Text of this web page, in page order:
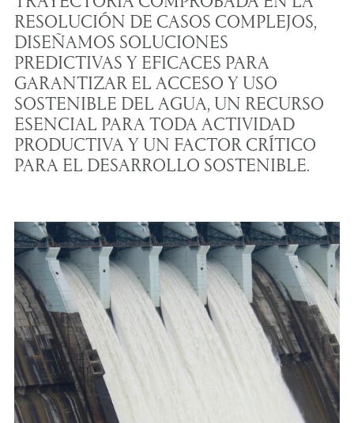
RESOLUCIÓN DE CASOS COMPLEJOS,
DISEÑAMOS SOLUCIONES
PREDICTIVAS Y EFICACES PARA
GARANTIZAR EL ACCESO Y USO
SOSTENIBLE DEL AGUA, UN RECURSO
ESENCIAL PARA TODA ACTIVIDAD
PRODUCTIVA Y UN FACTOR CRÍTICO
PARA EL DESARROLLO SOSTENIBLE.